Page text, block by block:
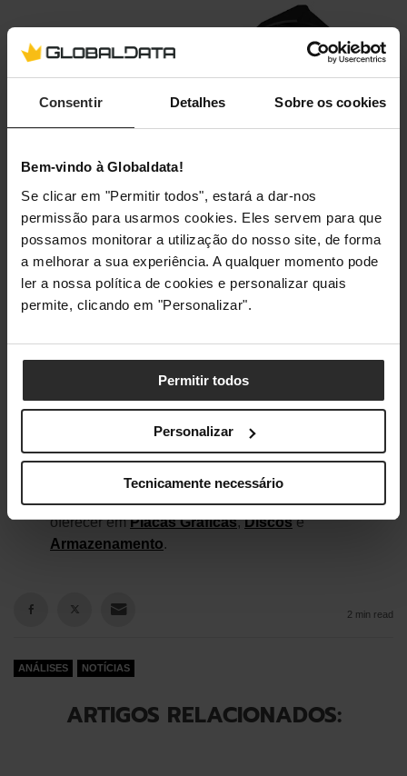
Consentir Detalhes Sobre os cookies
Bem-vindo à Globaldata!
Se clicar em "Permitir todos", estará a dar-nos
permissão para usarmos cookies. Eles servem para que
possamos monitorar a utilização do nosso site, de forma
a melhorar a sua experiência. A qualquer momento pode
ler a nossa política de cookies e personalizar quais
permite, clicando em "Personalizar".
Permitir todos
Personalizar
Tecnicamente necessário
A GeForce RTX 4080 da PNY é esteticamente atraente e
incrivelmente rápida. Não percas esta oportunidade!
Queres outro produto da PNY que melhor se adapte
às tuas necessidades? Vê o que temos para te
oferecer emPlacas Gráficas,Discose
Armazenamento.
2 min read
ANÁLISES NOTÍCIAS
ARTIGOS RELACIONADOS: